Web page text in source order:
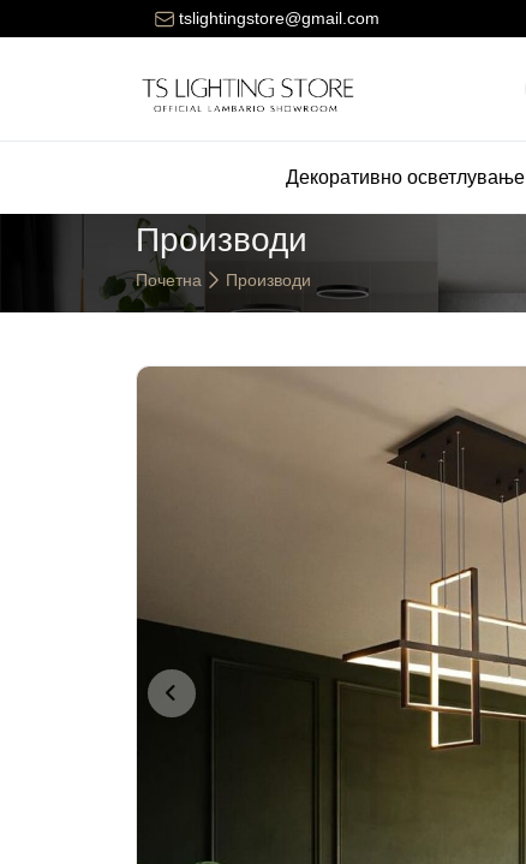
tslightingstore@gmail.com
за достава на нарачките е 150 денари.
Декоративно осветлување
Производи
Почетна Производи